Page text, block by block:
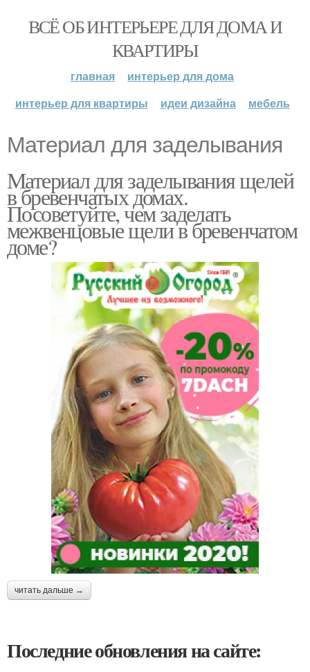
ВСЁ ОБ ИНТЕРЬЕРЕ ДЛЯ ДОМА И
КВАРТИРЫ
главная
интерьер для дома
интерьер для квартиры
идеи дизайна мебель
Материал для заделывания
Материал для заделывания щелей
в бревенчатых домах.
Посоветуйте, чем заделать
межвенцовые щели в бревенчатом
доме?
читать дальше →
Последние обновления на сайте: